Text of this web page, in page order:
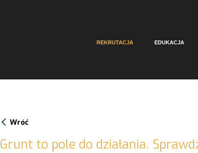
REKRUTACJA EDUKACJA
Wróć
Grunt to pole do działania.